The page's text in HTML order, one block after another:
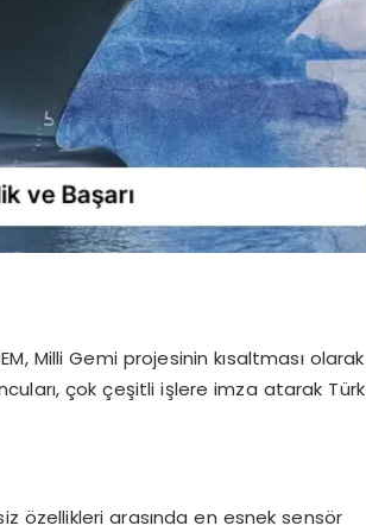
Milli Gemi projesinin kısaltması olarak
çok çeşitli işlere imza atarak Türk
özellikleri arasında en esnek sensör